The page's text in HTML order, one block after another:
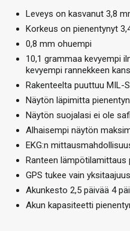
Leveys on kasvanut 3,8
Korkeus on pienentynyt
0,8 mm ohuempi
10,1 grammaa kevyempi
kevyempi rannekkeen
Rakenteelta puuttuu MIL-
Näytön läpimitta
Näytön suojalasi ei ole
Alhaisempi näytön
EKG:n
Ranteen lämpötilamittaus
GPS tukee vain
Akunkesto 2,5 päivää 4
Akun kapasiteetti